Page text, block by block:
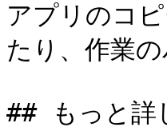
アプリのコ
たり、作業
## もっと詳